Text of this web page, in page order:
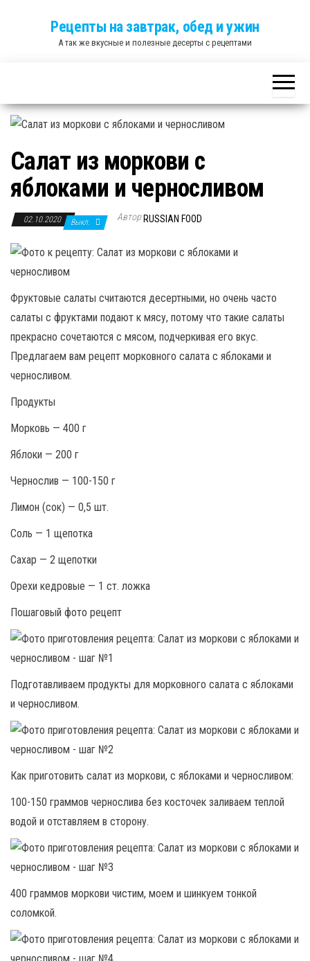
Рецепты на завтрак, обед и ужин
А так же вкусные и полезные десерты с рецептами
Салат из моркови с
яблоками и черносливом
02.10.2020 Выкл. Автор RUSSIAN FOOD
Фруктовые салаты считаются десертными, но очень часто
салаты с фруктами подают к мясу, потому что такие салаты
прекрасно сочетаются с мясом, подчеркивая его вкус.
Предлагаем вам рецепт морковного салата с яблоками и
черносливом.
Продукты
Морковь — 400 г
Яблоки — 200 г
Чернослив — 100-150 г
Лимон (сок) — 0,5 шт.
Соль — 1 щепотка
Сахар — 2 щепотки
Орехи кедровые — 1 ст. ложка
Пошаговый фото рецепт
Подготавливаем продукты для морковного салата с яблоками
и черносливом.
Как приготовить салат из моркови, с яблоками и черносливом:
100-150 граммов чернослива без косточек заливаем теплой
водой и отставляем в сторону.
400 граммов моркови чистим, моем и шинкуем тонкой
соломкой.